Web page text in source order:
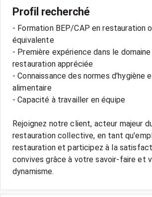
Profil recherché
- Formation BEP/CAP en restauration
équivalente
- Première expérience dans le
restauration appréciée
- Connaissance des normes d'hygiène
alimentaire
- Capacité à travailler en équipe
Rejoignez notre client, acteur majeur
restauration collective, en tant
restauration et participez à la
convives grâce à votre savoir-faire et